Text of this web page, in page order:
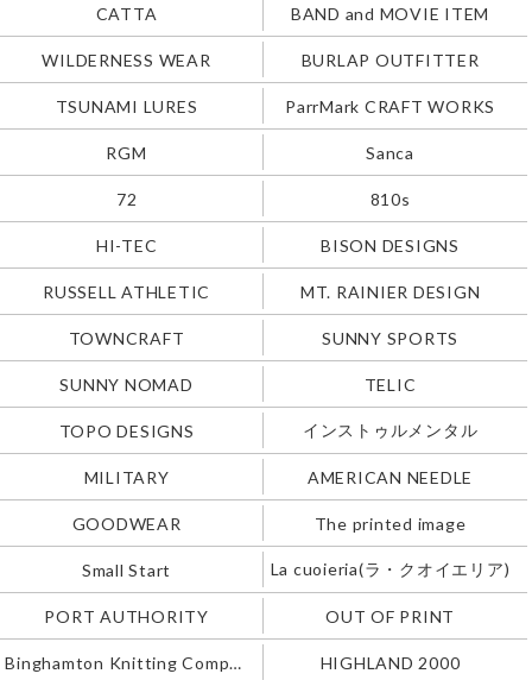
CATTA BAND and MOVIE ITEM
WILDERNESS WEAR BURLAP OUTFITTER
TSUNAMI LURES ParrMark CRAFT WORKS
RGM Sanca
72 810s
HI-TEC BISON DESIGNS
RUSSELL ATHLETIC MT. RAINIER DESIGN
TOWNCRAFT SUNNY SPORTS
SUNNY NOMAD TELIC
TOPO DESIGNS インストゥルメンタル
MILITARY AMERICAN NEEDLE
GOODWEAR The printed image
Small Start La cuoieria(ラ・クオイエリア)
PORT AUTHORITY OUT OF PRINT
Binghamton Knitting Company HIGHLAND 2000